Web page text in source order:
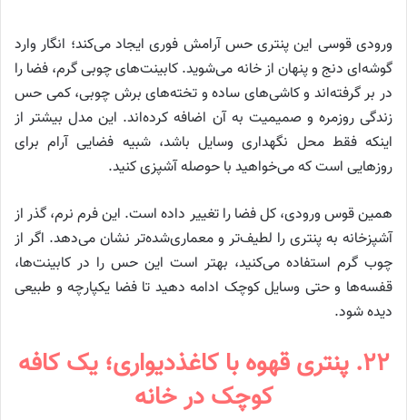
ورودی قوسی این پنتری حس آرامش فوری ایجاد می‌کند؛ انگار وارد
گوشه‌ای دنج و پنهان از خانه می‌شوید. کابینت‌های چوبی گرم، فضا را
در بر گرفته‌اند و کاشی‌های ساده و تخته‌های برش چوبی، کمی حس
زندگی روزمره و صمیمیت به آن اضافه کرده‌اند. این مدل بیشتر از
اینکه فقط محل نگهداری وسایل باشد، شبیه فضایی آرام برای
روزهایی است که می‌خواهید با حوصله آشپزی کنید.
همین قوس ورودی، کل فضا را تغییر داده است. این فرم نرم، گذر از
آشپزخانه به پنتری را لطیف‌تر و معماری‌شده‌تر نشان می‌دهد. اگر از
چوب گرم استفاده می‌کنید، بهتر است این حس را در کابینت‌ها،
قفسه‌ها و حتی وسایل کوچک ادامه دهید تا فضا یکپارچه و طبیعی
دیده شود.
۲۲. پنتری قهوه با کاغذدیواری؛ یک کافه
کوچک در خانه